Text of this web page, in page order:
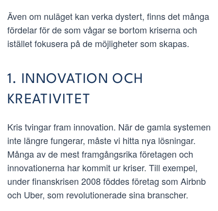
Även om nuläget kan verka dystert, finns det många
fördelar för de som vågar se bortom kriserna och
istället fokusera på de möjligheter som skapas.
1. INNOVATION OCH
KREATIVITET
Kris tvingar fram innovation. När de gamla systemen
inte längre fungerar, måste vi hitta nya lösningar.
Många av de mest framgångsrika företagen och
innovationerna har kommit ur kriser. Till exempel,
under finanskrisen 2008 föddes företag som Airbnb
och Uber, som revolutionerade sina branscher.